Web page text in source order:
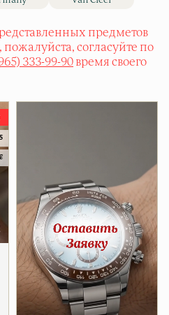
предметов
согласуйте по
333-99-90 время своего